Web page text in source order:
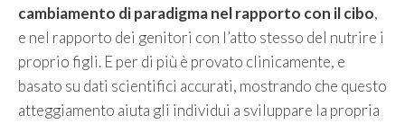
cambiamento di paradigma nel rapporto con il cibo,
e nel rapporto dei genitori con l’atto stesso del nutrire i
proprio figli. E per di più è provato clinicamente, e
basato su dati scientifici accurati, mostrando che questo
atteggiamento aiuta gli individui a sviluppare la propria